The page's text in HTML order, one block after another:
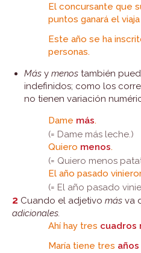
El concursante que
puntos ganará el viaja
Este año se ha
personas.
Más y menos también
indefinidos; como los
no tienen variación
Dame más.
(= Dame más leche.)
Quiero menos.
(= Quiero menos
El año pasado
(= El año pasado
2 Cuando el adjetivo más va
adicionales.
Ahí hay tres cuadros
María tiene tres años